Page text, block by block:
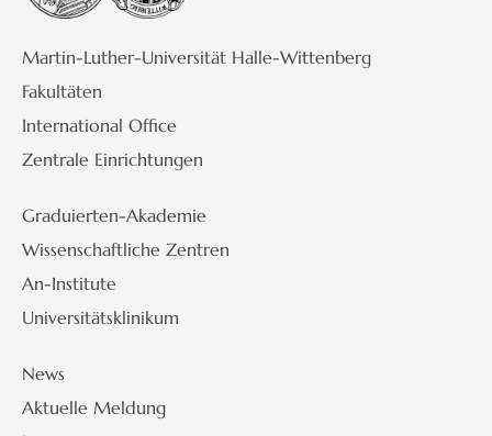
Martin-Luther-Universität Halle-Wittenberg
Fakultäten
International Office
Zentrale Einrichtungen
Graduierten-Akademie
Wissenschaftliche Zentren
An-Institute
Universitätsklinikum
News
Aktuelle Meldung